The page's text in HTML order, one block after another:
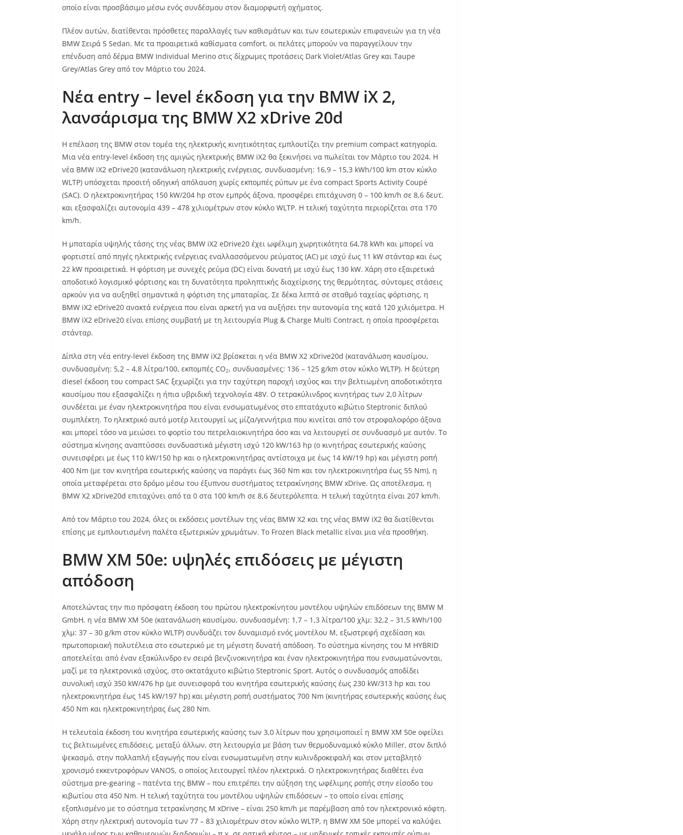
οποίο είναι προσβάσιμο μέσω ενός συνδέσμου στον διαμορφωτή οχήματος.
Πλέον αυτών, διατίθενται πρόσθετες παραλλαγές των καθισμάτων και των εσωτερικών επιφανειών για τη νέα
BMW Σειρά 5 Sedan. Με τα προαιρετικά καθίσματα comfort, οι πελάτες μπορούν να παραγγείλουν την
επένδυση από δέρμα BMW Individual Merino στις δίχρωμες προτάσεις Dark Violet/Atlas Grey και Taupe
Grey/Atlas Grey από τον Μάρτιο του 2024.
Νέα entry – level έκδοση για την BMW iX 2,
λανσάρισμα της BMWX2 xDrive 20d
Η επέλαση της BMW στον τομέα της ηλεκτρικής κινητικότητας εμπλουτίζει την premium compact κατηγορία.
Μια νέα entry-level έκδοση της αμιγώς ηλεκτρικής BMW iX2 θα ξεκινήσει να πωλείται τον Μάρτιο του 2024. Η
νέα BMW iX2 eDrive20 (κατανάλωση ηλεκτρικής ενέργειας, συνδυασμένη: 16,9 – 15,3 kWh/100 km στον κύκλο
WLTP) υπόσχεται προσιτή οδηγική απόλαυση χωρίς εκπομπές ρύπων με ένα compact Sports Activity Coupé
(SAC). Ο ηλεκτροκινητήρας 150 kW/204 hp στον εμπρός άξονα, προσφέρει επιτάχυνση 0 – 100 km/h σε 8,6 δευτ.
και εξασφαλίζει αυτονομία 439 – 478 χιλιομέτρων στον κύκλο WLTP. Η τελική ταχύτητα περιορίζεται στα 170
km/h.
Η μπαταρία υψηλής τάσης της νέας BMW iX2 eDrive20 έχει ωφέλιμη χωρητικότητα 64,78 kWh και μπορεί να
φορτιστεί από πηγές ηλεκτρικής ενέργειας εναλλασσόμενου ρεύματος (AC) με ισχύ έως 11 kW στάνταρ και έως
22 kW προαιρετικά. Η φόρτιση με συνεχές ρεύμα (DC) είναι δυνατή με ισχύ έως 130 kW. Χάρη στο εξαιρετικά
αποδοτικό λογισμικό φόρτισης και τη δυνατότητα προληπτικής διαχείρισης της θερμότητας, σύντομες στάσεις
αρκούν για να αυξηθεί σημαντικά η φόρτιση της μπαταρίας. Σε δέκα λεπτά σε σταθμό ταχείας φόρτισης, η
BMW iX2 eDrive20 ανακτά ενέργεια που είναι αρκετή για να αυξήσει την αυτονομία της κατά 120 χιλιόμετρα. Η
BMW iX2 eDrive20 είναι επίσης συμβατή με τη λειτουργία Plug & Charge Multi Contract, η οποία προσφέρεται
στάνταρ.
Δίπλα στη νέα entry-level έκδοση της BMW iX2 βρίσκεται η νέα BMW X2 xDrive20d (κατανάλωση καυσίμου,
συνδυασμένη: 5,2 – 4,8 λίτρα/100, εκπομπές CO2, συνδυασμένες: 136 – 125 g/km στον κύκλο WLTP). Η δεύτερη
diesel έκδοση του compact SAC ξεχωρίζει για την ταχύτερη παροχή ισχύος και την βελτιωμένη αποδοτικότητα
καυσίμου που εξασφαλίζει η ήπια υβριδική τεχνολογία 48V. Ο τετρακύλινδρος κινητήρας των 2,0 λίτρων
συνδέεται με έναν ηλεκτροκινητήρα που είναι ενσωματωμένος στο επτατάχυτο κιβώτιο Steptronic διπλού
συμπλέκτη. Το ηλεκτρικό αυτό μοτέρ λειτουργεί ως μίζα/γεννήτρια που κινείται από τον στροφαλοφόρο άξονα
και μπορεί τόσο να μειώσει το φορτίο του πετρελαιοκινητήρα όσο και να λειτουργεί σε συνδυασμό με αυτόν. Το
σύστημα κίνησης αναπτύσσει συνδυαστικά μέγιστη ισχύ 120 kW/163 hp (ο κινητήρας εσωτερικής καύσης
συνεισφέρει με έως 110 kW/150 hp και ο ηλεκτροκινητήρας αντίστοιχα με έως 14 kW/19 hp) και μέγιστη ροπή
400 Nm (με τον κινητήρα εσωτερικής καύσης να παράγει έως 360 Nm και τον ηλεκτροκινητήρα έως 55 Nm), η
οποία μεταφέρεται στο δρόμο μέσω του έξυπνου συστήματος τετρακίνησης BMW xDrive. Ως αποτέλεσμα, η
BMW X2 xDrive20d επιταχύνει από τα 0 στα 100 km/h σε 8,6 δευτερόλεπτα. Η τελική ταχύτητα είναι 207 km/h.
Από τον Μάρτιο του 2024, όλες οι εκδόσεις μοντέλων της νέας BMW X2 και της νέας BMW iX2 θα διατίθενται
επίσης με εμπλουτισμένη παλέτα εξωτερικών χρωμάτων. Το Frozen Black metallic είναι μια νέα προσθήκη.
BMWXM 50e: υψηλές επιδόσεις με μέγιστη
απόδοση
Αποτελώντας την πιο πρόσφατη έκδοση του πρώτου ηλεκτροκίνητου μοντέλου υψηλών επιδόσεων της BMW M
GmbH, η νέα BMW XM 50e (κατανάλωση καυσίμου, συνδυασμένη: 1,7 – 1,3 λίτρα/100 χλμ: 32,2 – 31,5 kWh/100
χλμ: 37 – 30 g/km στον κύκλο WLTP) συνδυάζει τον δυναμισμό ενός μοντέλου M, εξωστρεφή σχεδίαση και
πρωτοποριακή πολυτέλεια στο εσωτερικό με τη μέγιστη δυνατή απόδοση. Το σύστημα κίνησης του M HYBRID
αποτελείται από έναν εξακύλινδρο εν σειρά βενζινοκινητήρα και έναν ηλεκτροκινητήρα που ενσωματώνονται,
μαζί με τα ηλεκτρονικά ισχύος, στο οκτατάχυτο κιβώτιο Steptronic Sport. Αυτός ο συνδυασμός αποδίδει
συνολική ισχύ 350 kW/476 hp (με συνεισφορά του κινητήρα εσωτερικής καύσης έως 230 kW/313 hp και του
ηλεκτροκινητήρα έως 145 kW/197 hp) και μέγιστη ροπή συστήματος 700 Nm (κινητήρας εσωτερικής καύσης έως
450 Nm και ηλεκτροκινητήρας έως 280 Nm.
Η τελευταία έκδοση του κινητήρα εσωτερικής καύσης των 3,0 λίτρων που χρησιμοποιεί η BMW XM 50e οφείλει
τις βελτιωμένες επιδόσεις, μεταξύ άλλων, στη λειτουργία με βάση των θερμοδυναμικό κύκλο Miller, στον διπλό
ψεκασμό, στην πολλαπλή εξαγωγής που είναι ενσωματωμένη στην κυλινδροκεφαλή και στον μεταβλητό
χρονισμό εκκεντροφόρων VANOS, ο οποίος λειτουργεί πλέον ηλεκτρικά. Ο ηλεκτροκινητήρας διαθέτει ένα
σύστημα pre-gearing – πατέντα της BMW – που επιτρέπει την αύξηση της ωφέλιμης ροπής στην είσοδο του
κιβωτίου στα 450 Nm. Η τελική ταχύτητα του μοντέλου υψηλών επιδόσεων – το οποίο είναι επίσης
εξοπλισμένο με το σύστημα τετρακίνησης M xDrive – είναι 250 km/h με παρέμβαση από τον ηλεκτρονικό κόφτη.
Χάρη στην ηλεκτρική αυτονομία των 77 – 83 χιλιομέτρων στον κύκλο WLTP, η BMW XM 50e μπορεί να καλύψει